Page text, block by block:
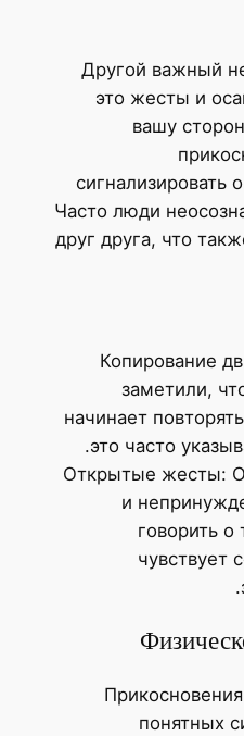
Другой важный
это жесты и
вашу
сигнализировать
Часто люди
друг друга, что
Копирование
заметили,
начинает
это часто
Открытые жесты:
и
говорить
понятных